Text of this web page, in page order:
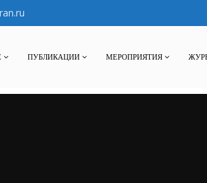
ПУБЛИКАЦИИ МЕРОПРИЯТИЯ